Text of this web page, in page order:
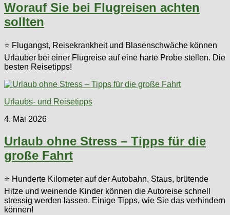
Worauf Sie bei Flugreisen achten
sollten
⭐ Flugangst, Reisekrankheit und Blasenschwäche können
Urlauber bei einer Flugreise auf eine harte Probe stellen. Die
besten Reisetipps!
Urlaubs- und Reisetipps
4. Mai 2026
Urlaub ohne Stress – Tipps für die
große Fahrt
⭐ Hunderte Kilometer auf der Autobahn, Staus, brütende
Hitze und weinende Kinder können die Autoreise schnell
stressig werden lassen. Einige Tipps, wie Sie das verhindern
können!